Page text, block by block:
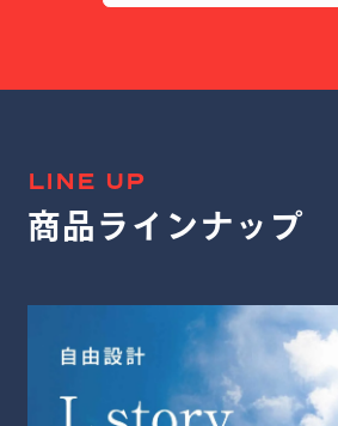
LINE UP
商品ラインナップ